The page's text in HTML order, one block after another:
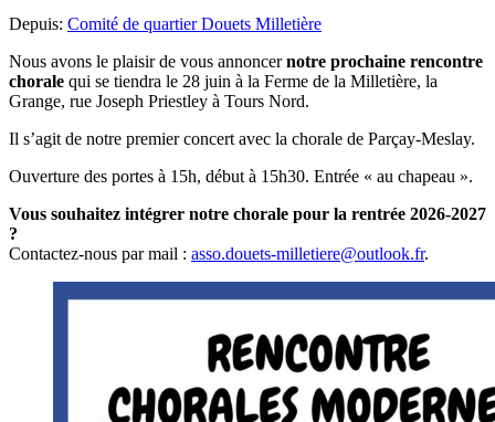
3
2026
Depuis: Comité de quartier Douets Milletière
Nous avons le plaisir de vous annoncernotre prochaine rencontre
chorale qui se tiendra le 28 juin à la Ferme de la Milletière, la
Grange, rue Joseph Priestley à Tours Nord.
Il s’agit de notre premier concert avec la chorale de Parçay-Meslay.
Ouverture des portes à 15h, début à 15h30. Entrée « au chapeau ».
Vous souhaitez intégrer notre chorale pour la rentrée 2026-2027
?
Contactez-nous par mail : asso.douets-milletiere@outlook.fr.